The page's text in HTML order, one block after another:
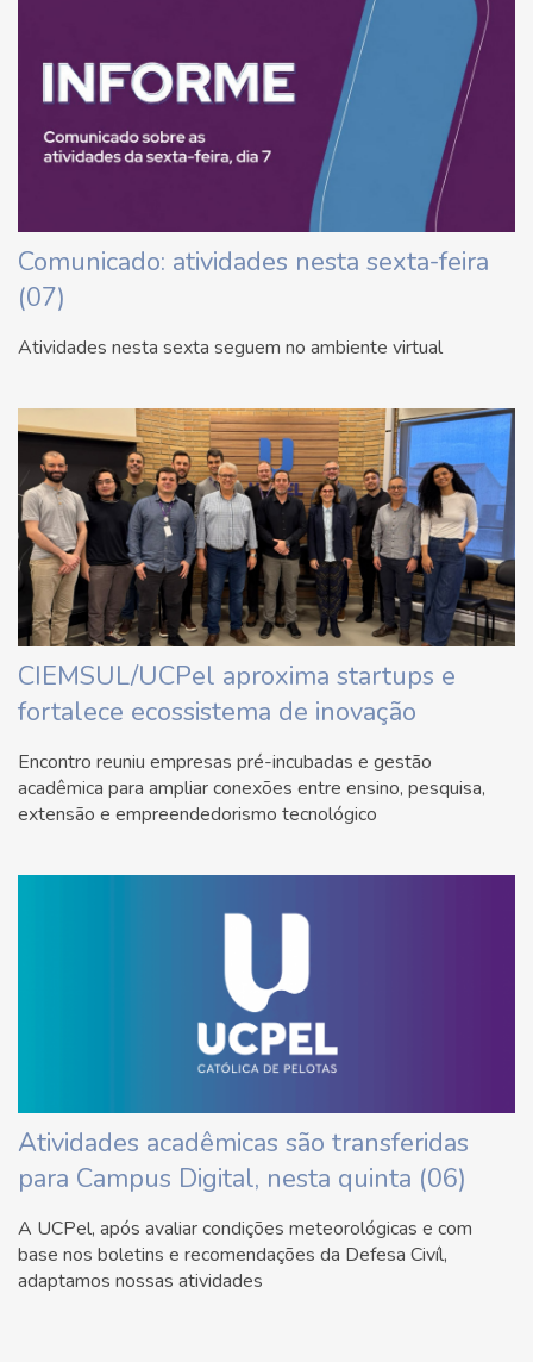
Comunicado: atividades nesta sexta-feira
(07)
Atividades nesta sexta seguem no ambiente virtual
CIEMSUL/UCPel aproxima startups e
fortalece ecossistema de inovação
Encontro reuniu empresas pré-incubadas e gestão
acadêmica para ampliar conexões entre ensino, pesquisa,
extensão e empreendedorismo tecnológico
Atividades acadêmicas são transferidas
para Campus Digital, nesta quinta (06)
A UCPel, após avaliar condições meteorológicas e com
base nos boletins e recomendações da Defesa Civíl,
adaptamos nossas atividades